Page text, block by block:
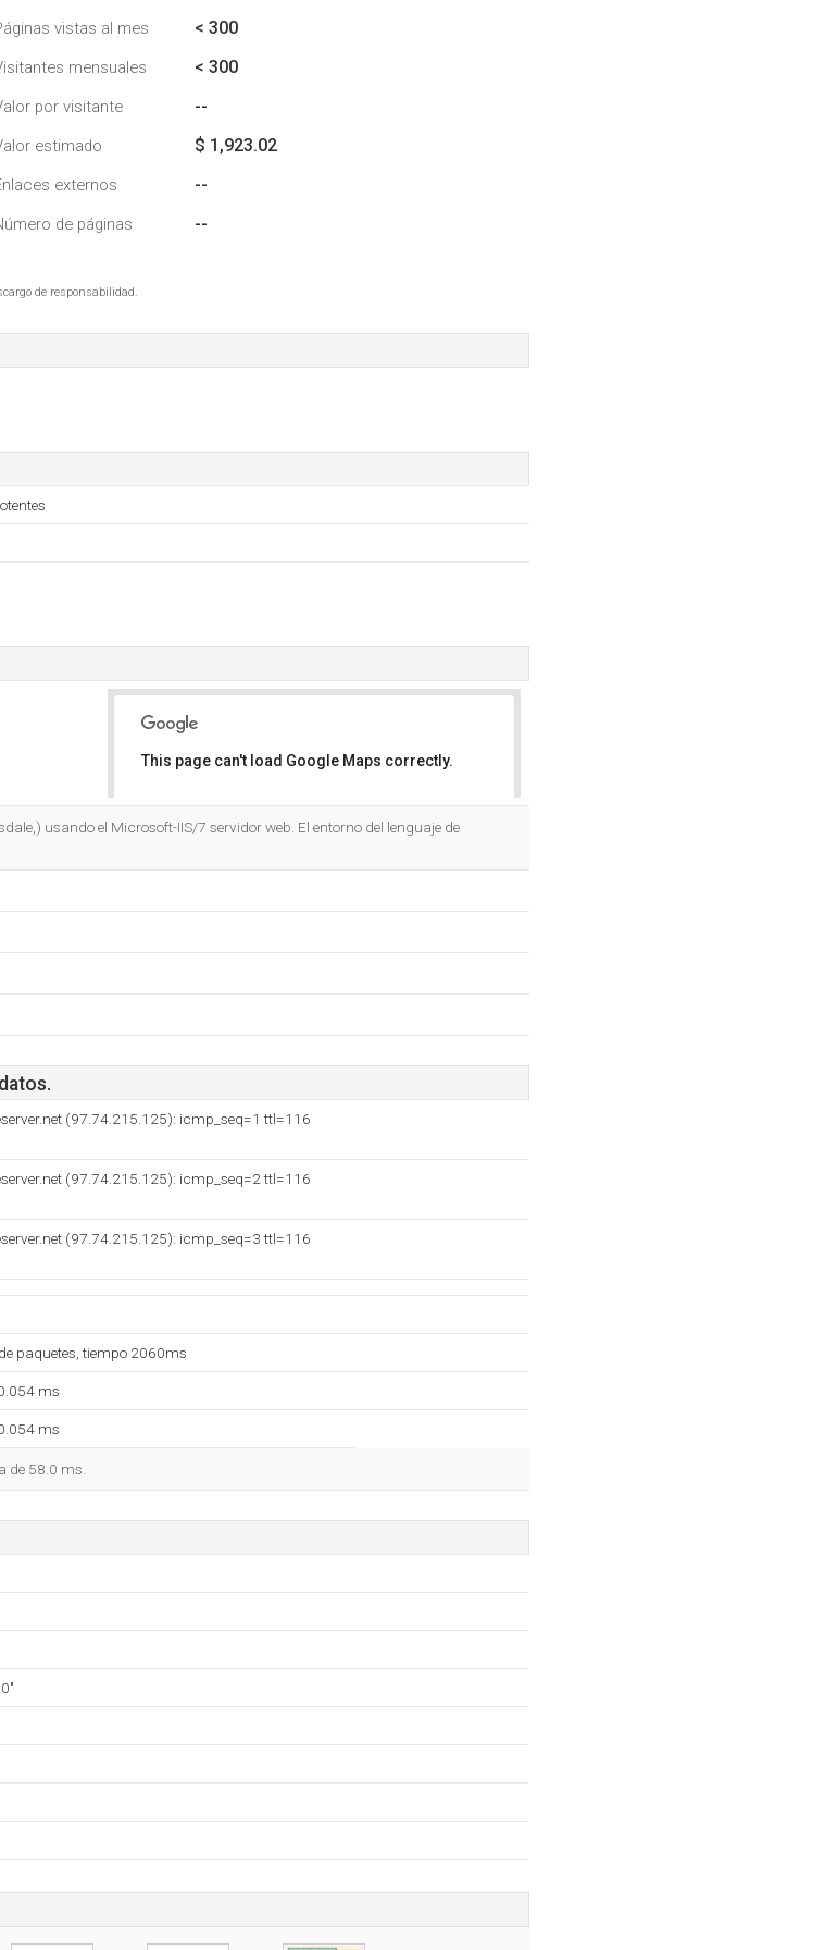
vistas al mes < 300
mensuales < 300
por visitante --
estimado $ 1,923.02
externos --
de páginas --
de responsabilidad.
This page can't load Google Maps correctly.
usando el Microsoft-IIS/7 servidor web. El entorno del lenguaje de
(97.74.215.125): icmp_seq=1 ttl=116
(97.74.215.125): icmp_seq=2 ttl=116
(97.74.215.125): icmp_seq=3 ttl=116
paquetes, tiempo 2060ms
ms
ms
de 58.0 ms.